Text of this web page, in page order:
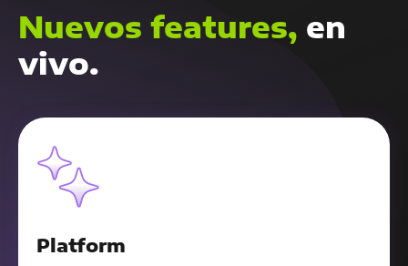
Nuevos features, en
vivo.
Platform